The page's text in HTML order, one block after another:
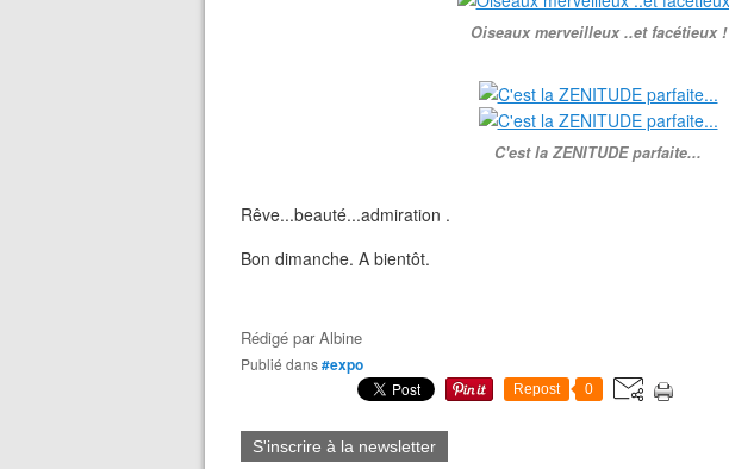
Oiseaux merveilleux ..et facétieux !
C'est la ZENITUDE parfaite...
Rêve...beauté...admiration .
Bon dimanche. A bientôt.
Rédigé parAlbine
Publié dans#expo
Repost 0
S'inscrire à la newsletter